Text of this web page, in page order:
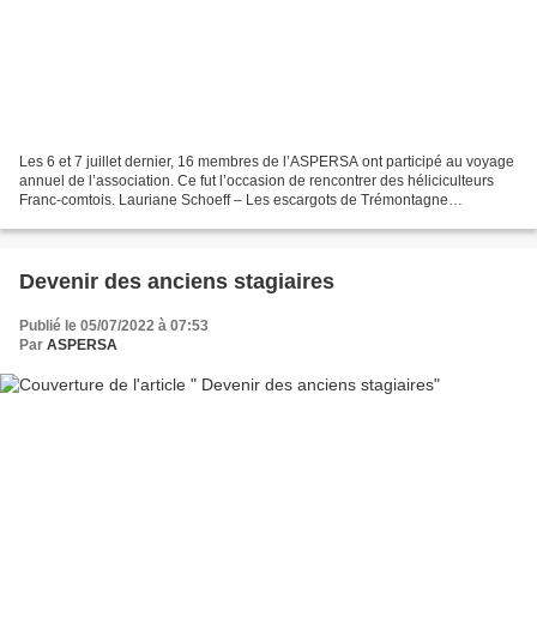
Les 6 et 7 juillet dernier, 16 membres de l’ASPERSA ont participé au voyage
annuel de l’association. Ce fut l’occasion de rencontrer des héliciculteurs
Franc-comtois. Lauriane Schoeff – Les escargots de Trémontagne
Devenir des anciens stagiaires
Publié le 05/07/2022 à 07:53
Par ASPERSA